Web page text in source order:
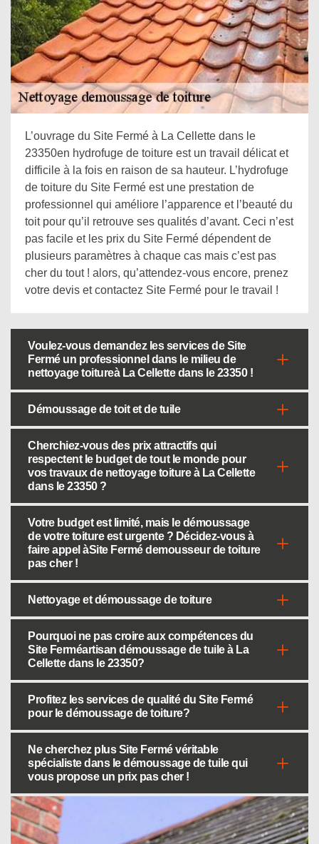
L’ouvrage du Site Fermé à La Cellette dans le
23350en hydrofuge de toiture est un travail délicat et
difficile à la fois en raison de sa hauteur. L’hydrofuge
de toiture du Site Fermé est une prestation de
professionnel qui améliore l’apparence et l’beauté du
toit pour qu’il retrouve ses qualités d’avant. Ceci n’est
pas facile et les prix du Site Fermé dépendent de
plusieurs paramètres à chaque cas mais c’est pas
cher du tout ! alors, qu’attendez-vous encore, prenez
votre devis et contactez Site Fermé pour le travail !
Voulez-vous demandez les services de Site
Fermé un professionnel dans le milieu de
nettoyage toitureà La Cellette dans le 23350 !
Démoussage de toit et de tuile
Cherchiez-vous des prix attractifs qui
respectent le budget de tout le monde pour
vos travaux de nettoyage toiture à La Cellette
dans le 23350 ?
Votre budget est limité, mais le démoussage
de votre toiture est urgente ? Décidez-vous à
faire appel àSite Fermé demousseur de toiture
pas cher !
Nettoyage et démoussage de toiture
Pourquoi ne pas croire aux compétences du
Site Ferméartisan démoussage de tuile à La
Cellette dans le 23350?
Profitez les services de qualité du Site Fermé
pour le démoussage de toiture?
Ne cherchez plus Site Fermé véritable
spécialiste dans le démoussage de tuile qui
vous propose un prix pas cher !